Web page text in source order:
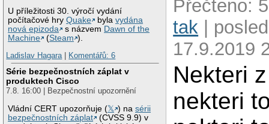
U příležitosti 30. výročí vydání
počítačové hryQuake bylavydána
nová epizoda
s názvem Dawn of the
Machine
(Steam ).
Ladislav Hagara| Komentářů: 6
Série bezpečnostních záplat v
produktech Cisco
7.8. 16:00 | Bezpečnostní upozornění
Vládní CERT upozorňuje (𝕏 ) nasérii
bezpečnostních záplat
(CVSS 9.9) v
Přečteno:
tak |
17.9.2019
Nekteri
nekteri